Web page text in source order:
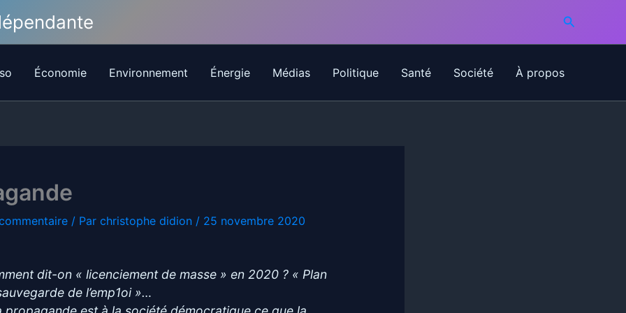
Économie Environnement Énergie Médias Politique Santé Société À propos
/ Par christophe didion / 25 novembre 2020
dit-on « licenciement de masse » en 2020 ? « Plan
de l’emp1oi »…